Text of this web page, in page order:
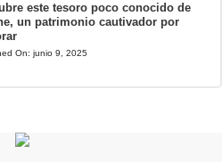
este tesoro poco conocido de
un patrimonio cautivador por
On: junio 9, 2025